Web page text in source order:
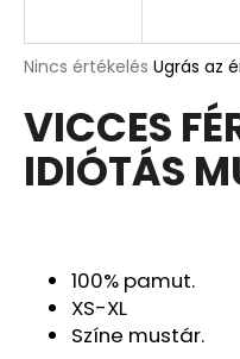
A
átlagos
értékelése
5-
ből
Nincs értékelés Ugrás az
VICCES
IDIÓTÁS
100% pamut.
XS-XL
Színe mustár.
A
á
n
OVIS/BÖLCSIS
BÚCSÚZTATÓS